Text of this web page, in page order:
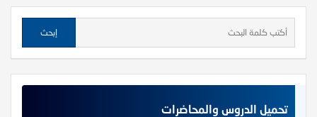
تحميل الدروس والمحاضرات